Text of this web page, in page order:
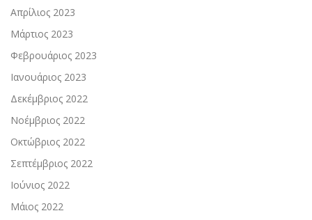
Απρίλιος 2023
Μάρτιος 2023
Φεβρουάριος 2023
Ιανουάριος 2023
Δεκέμβριος 2022
Νοέμβριος 2022
Οκτώβριος 2022
Σεπτέμβριος 2022
Ιούνιος 2022
Μάιος 2022